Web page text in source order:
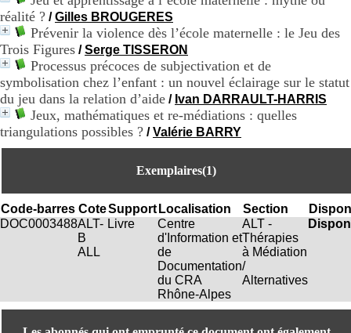
réalité ? /Gilles BROUGERES
Prévenir la violence dès l’école maternelle : le Jeu des
Trois Figures /Serge TISSERON
Processus précoces de subjectivation et de
symbolisation chez l’enfant : un nouvel éclairage sur le statut
du jeu dans la relation d’aide / Ivan DARRAULT-HARRIS
Jeux, mathématiques et re-médiations : quelles
triangulations possibles ? /Valérie BARRY
Exemplaires(1)
Code-barres CoteSupport Localisation Section
DOC0003488ALT-
B
ALL
Livre
Centre
d'Information et
de
Documentation
du CRA
Rhône-Alpes
ALT -
Thérapies
à Médiation
/
Alternatives
2
1
1
9
5
,
B
d
P
i
n
-
6
9
R
N